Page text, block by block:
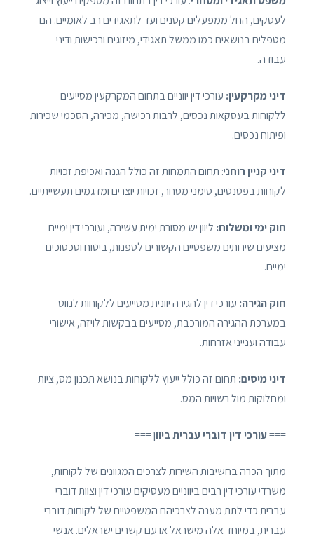
לעסקים, החל ממפעלים קטנים ועד לתאגידים רב לאומיים. הם
מטפלים בנושאים כמו ממשל תאגידי, מיזוגים ורכישות ודיני
עבודה.
דיני מקרקעין: עורכי דין יווניים בתחום המקרקעין מסייעים
ללקוחות בעסקאות נכסים, לרבות רכישה, מכירה, הסכמי שכירות
ופיתוח נכסים.
דיני קניין רוחני: תחום התמחות זה כולל הגנה ואכיפת זכויות
לקוחות בפטנטים, סימני מסחר, זכויות יוצרים ומדגמים תעשייתיים.
חוק ימי ומשלוח: ליוון יש מסורת ימית עשירה, ועורכי דין ימיים
מציעים שירותים משפטיים הקשורים לספנות, ביטוח וסכסוכים
ימיים.
חוק הגירה: עורכי דין להגירה יוונית מסייעים ללקוחות לנווט
במערכת ההגירה המורכבת, מסייעים בבקשות לויזה, אישורי
עבודה וענייני אזרחות.
דיני מיסים: תחום זה כולל ייעוץ ללקוחות בנושא תכנון מס, ציות
ומחלוקות מול רשויות המס.
===עורכי דין דוברי עברית ביוון ===
מתוך הכרה בחשיבות השירות לצרכים המגוונים של לקוחות,
משרדי עורכי דין רבים ביווניים מעסיקים עורכי דין וצוות דוברי
עברית כדי לתת מענה לצרכיהם המשפטיים של לקוחות דוברי
עברית, במיוחד אלה מישראל או עם קשרים ישראלים. אנשי